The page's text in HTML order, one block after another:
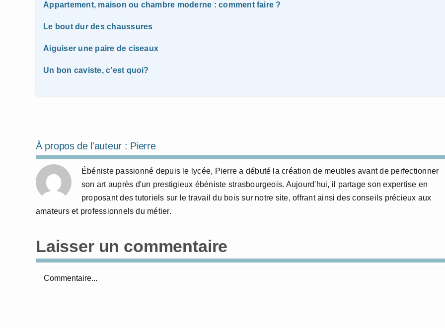
Appartement, maison ou chambre moderne : comment faire ?
Le bout dur des chaussures
Aiguiser une paire de ciseaux
Un bon caviste, c’est quoi?
À propos de l'auteur : Pierre
Ébéniste passionné depuis le lycée, Pierre a débuté la création de meubles avant de perfectionner
son art auprès d'un prestigieux ébéniste strasbourgeois. Aujourd'hui, il partage son expertise en
proposant des tutoriels sur le travail du bois sur notre site, offrant ainsi des conseils précieux aux
amateurs et professionnels du métier.
Laisser un commentaire
Commentaire